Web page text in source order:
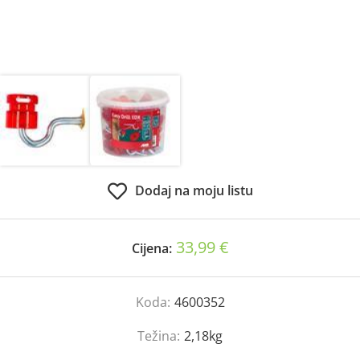
Dodaj na moju listu
Cijena: 33,99 €
Koda: 4600352
Težina: 2,18kg